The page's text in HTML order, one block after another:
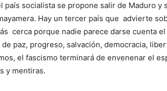
país socialista se propone salir de Maduro
Hay un tercer país que advierte
cerca porque nadie parece darse cuenta
paz, progreso, salvación, democracia,
el fascismo terminará de envenenar el
y mentiras.